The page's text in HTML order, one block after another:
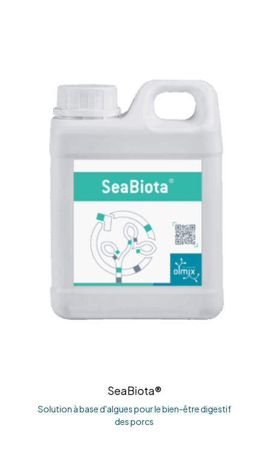
SeaBiota®
Solution à base d'algues pour le bien-être digestif
des porcs